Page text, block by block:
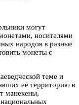
могут
носителями
народов в разные
монеты с
теме и
её территорию в
манекены,